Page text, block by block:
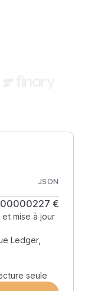
JSON
€
et mise à jour
Ledger,
seule